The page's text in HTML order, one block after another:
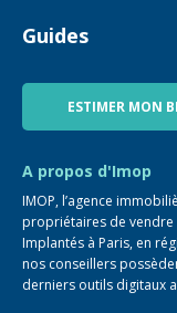
Devenir
Guides
Blog
ESTIMER MON
A propos d'Imop
IMOP, l’agence
propriétaires de vendre
Implantés à Paris, en
nos conseillers
derniers outils digitaux